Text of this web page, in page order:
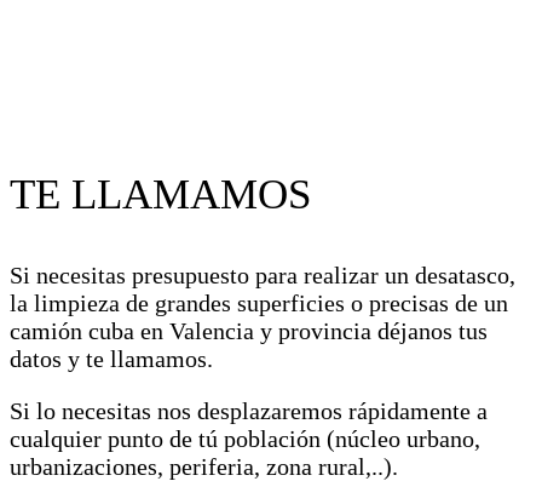
TE LLAMAMOS
Si necesitas presupuesto para realizar un desatasco,
la limpieza de grandes superficies o precisas de un
camión cuba en Valencia y provincia déjanos tus
datos y te llamamos.
Si lo necesitas nos desplazaremos rápidamente a
cualquier punto de tú población (núcleo urbano,
urbanizaciones, periferia, zona rural,..).